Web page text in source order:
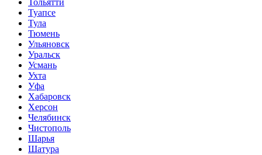
Тольятти
Туапсе
Тула
Тюмень
Ульяновск
Уральск
Усмань
Ухта
Уфа
Хабаровск
Херсон
Челябинск
Чистополь
Шарья
Шатура